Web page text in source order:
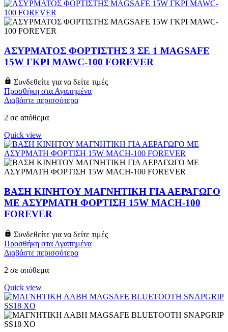
ΑΣΥΡΜΑΤΟΣ ΦΟΡΤΙΣΤΗΣ 3 ΣΕ 1 MAGSAFE
15W ΓΚΡΙ MAWC-100 FOREVER
Συνδεθείτε για να δείτε τιμές
Προσθήκη στα Αγαπημένα
Διαβάστε περισσότερα
2 σε απόθεμα
Quick view
ΒΑΣΗ ΚΙΝΗΤΟΥ ΜΑΓΝΗΤΙΚΗ ΓΙΑ ΑΕΡΑΓΩΓΟ
ΜΕ ΑΣΥΡΜΑΤΗ ΦΟΡΤΙΣΗ 15W MACH-100
FOREVER
Συνδεθείτε για να δείτε τιμές
Προσθήκη στα Αγαπημένα
Διαβάστε περισσότερα
2 σε απόθεμα
Quick view